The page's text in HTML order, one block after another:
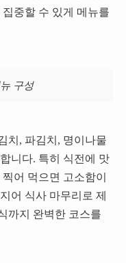
중할 수 있게 메뉴를
구성
치, 파김치, 명이나물
니다. 특히 식전에 맛
어 먹으면 고소함이
어 식사 마무리로 제
까지 완벽한 코스를